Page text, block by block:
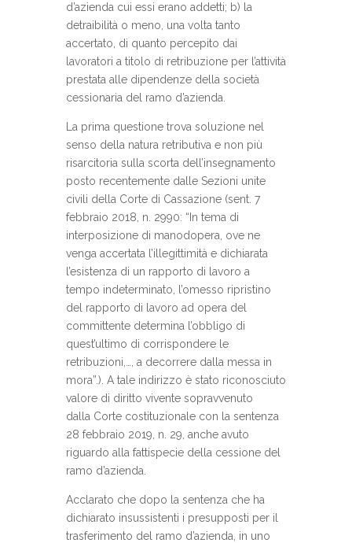
d’azienda cui essi erano addetti; b) la
detraibilità o meno, una volta tanto
accertato, di quanto percepito dai
lavoratori a titolo di retribuzione per l’attività
prestata alle dipendenze della società
cessionaria del ramo d’azienda.
La prima questione trova soluzione nel
senso della natura retributiva e non più
risarcitoria sulla scorta dell’insegnamento
posto recentemente dalle Sezioni unite
civili della Corte di Cassazione (sent. 7
febbraio 2018, n. 2990: “In tema di
interposizione di manodopera, ove ne
venga accertata l’illegittimità e dichiarata
l’esistenza di un rapporto di lavoro a
tempo indeterminato, l’omesso ripristino
del rapporto di lavoro ad opera del
committente determina l’obbligo di
quest’ultimo di corrispondere le
retribuzioni,…, a decorrere dalla messa in
mora”.). A tale indirizzo è stato riconosciuto
valore di diritto vivente sopravvenuto
dalla Corte costituzionale con la sentenza
28 febbraio 2019, n. 29, anche avuto
riguardo alla fattispecie della cessione del
ramo d’azienda.
Acclarato che dopo la sentenza che ha
dichiarato insussistenti i presupposti per il
trasferimento del ramo d’azienda, in uno